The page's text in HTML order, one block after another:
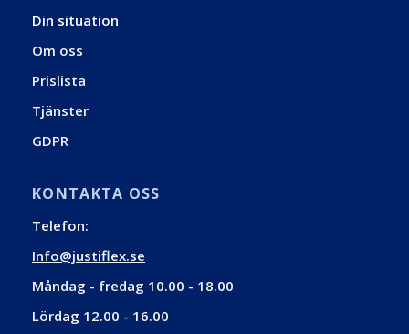
Din situation
Om oss
Prislista
Tjänster
GDPR
KONTAKTA OSS
Telefon:
Info@justiflex.se
Måndag - fredag 10.00 - 18.00
Lördag 12.00 - 16.00